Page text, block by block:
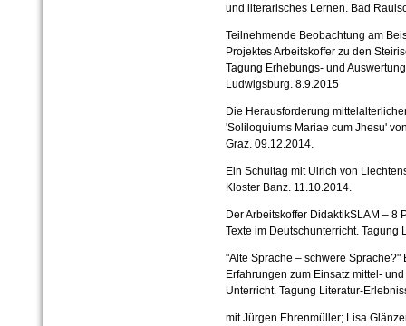
und literarisches Lernen. Bad
Teilnehmende Beobachtung am
Projektes Arbeitskoffer zu den
Tagung Erhebungs- und
Ludwigsburg. 8.9.2015
Die Herausforderung
'Soliloquiums Mariae cum Jhesu'
Graz. 09.12.2014.
Ein Schultag mit Ulrich von
Kloster Banz. 11.10.2014.
Der Arbeitskoffer DidaktikSLAM – 8
Texte im Deutschunterricht. Tagung
"Alte Sprache – schwere
Erfahrungen zum Einsatz mittel-
Unterricht. Tagung Literatur-
mit Jürgen Ehrenmüller; Lisa